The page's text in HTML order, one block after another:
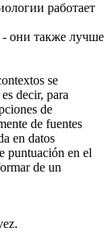
работает
- они также лучше
se
decir, para
de
de fuentes
en datos
puntuación en el
de un